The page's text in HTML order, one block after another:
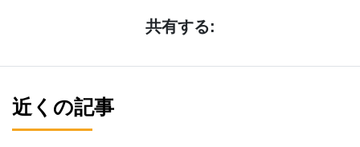
共有する:
近くの記事